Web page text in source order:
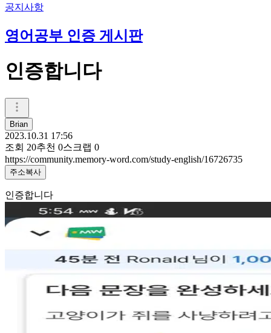
공지사항
영어공부 인증 게시판
인증합니다
Brian
2023.10.31 17:56
조회 20추천 0스크랩 0
https://community.memory-word.com/study-english/16726735
주소복사
인증합니다